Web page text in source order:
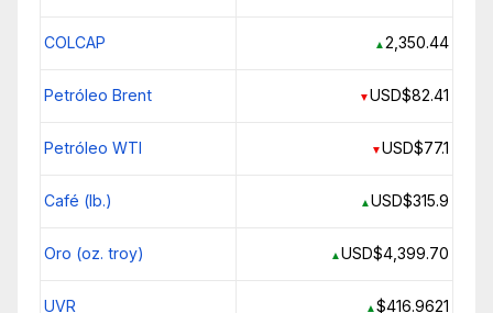
COLCAP ▲2,350.44
Petróleo Brent ▼USD$82.41
Petróleo WTI ▼USD$77.1
Café (lb.) ▲USD$315.9
Oro (oz. troy) ▲USD$4,399.70
UVR ▲$416.9621